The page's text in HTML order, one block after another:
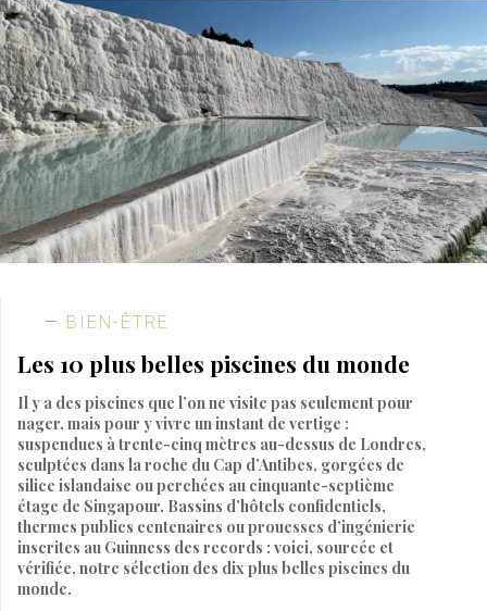
BIEN-ÊTRE
Les 10 plus belles piscines du monde
Il y a des piscines que l’on ne visite pas seulement pour
nager, mais pour y vivre un instant de vertige :
suspendues à trente-cinq mètres au-dessus de Londres,
sculptées dans la roche du Cap d’Antibes, gorgées de
silice islandaise ou perchées au cinquante-septième
étage de Singapour. Bassins d’hôtels confidentiels,
thermes publics centenaires ou prouesses d’ingénierie
inscrites au Guinness des records : voici, sourcée et
vérifiée, notre sélection des dix plus belles piscines du
monde.